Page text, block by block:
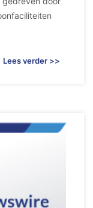
Lees verder >>